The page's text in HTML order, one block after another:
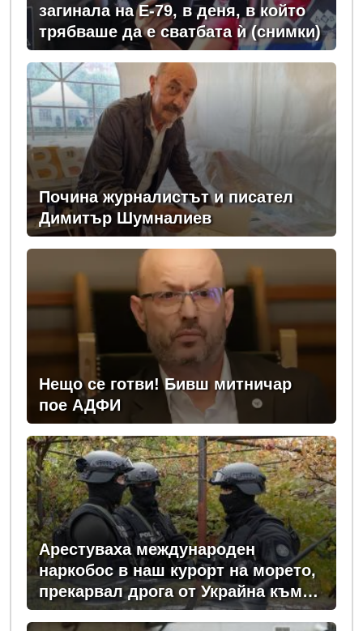
загинала на Е-79, в деня, в който
трябваше да е сватбата ѝ (снимки)
Почина журналистът и писател
Димитър Шумналиев
Нещо се готви! Бивш митничар
пое АДФИ
Арестуваха международен
наркобос в наш курорт на морето,
прекарвал дрога от Украйна към
ЕС